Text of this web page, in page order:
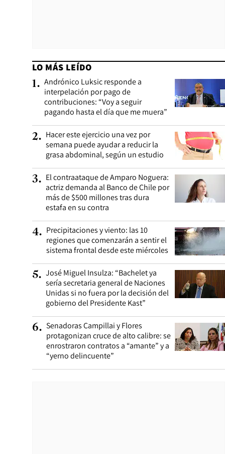
LO MÁS LEÍDO
1. Andrónico Luksic responde a
interpelación por pago de
contribuciones: “Voy a seguir
pagando hasta el día que me muera”
2. Hacer este ejercicio una vez por
semana puede ayudar a reducir la
grasa abdominal, según un estudio
3. El contraataque de Amparo Noguera:
actriz demanda al Banco de Chile por
más de $500 millones tras dura
estafa en su contra
4. Precipitaciones y viento: las 10
regiones que comenzarán a sentir el
sistema frontal desde este miércoles
5. José Miguel Insulza: “Bachelet ya
sería secretaria general de Naciones
Unidas si no fuera por la decisión del
gobierno del Presidente Kast”
6. Senadoras Campillai y Flores
protagonizan cruce de alto calibre: se
enrostraron contratos a “amante” y a
“yerno delincuente”